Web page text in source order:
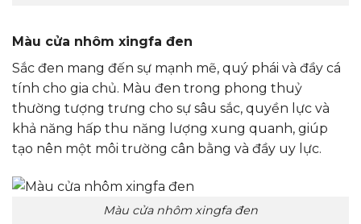
Màu cửa nhôm xingfa đen
Sắc đen mang đến sự mạnh mẽ, quý phái và đầy cá
tính cho gia chủ. Màu đen trong phong thuỷ
thường tượng trưng cho sự sâu sắc, quyền lực và
khả năng hấp thu năng lượng xung quanh, giúp
tạo nên một môi trường cân bằng và đầy uy lực.
Màu cửa nhôm xingfa đen